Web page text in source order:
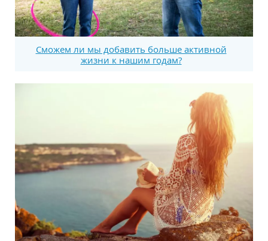
Сможем ли мы добавить больше активной
жизни к нашим годам?